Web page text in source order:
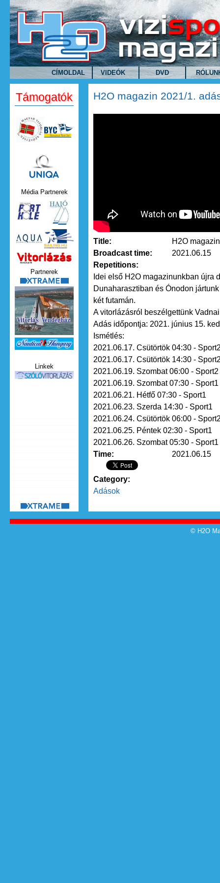
Ugrás a tartalomra
CÍMOLDAL VIDEÓK DVD
H2O magazin 2021/1.
Title:
H2O
Broadcast time:
2021.06.15
Repetitions:
Idei első H2O magazinunkban újra
Dunaharasztiban és Ónodon
két futamán.
A vitorlázásról beszélgettünk
Adás időpontja: 2021. június 15.
Ismétlés:
2021.06.17. Csütörtök 04:30 -
2021.06.17. Csütörtök 14:30 -
2021.06.19. Szombat 06:00 - Sport2
2021.06.19. Szombat 07:30 - Sport1
2021.06.21. Hétfő 07:30 - Sport1
2021.06.23. Szerda 14:30 - Sport1
2021.06.24. Csütörtök 06:00 -
2021.06.25. Péntek 02:30 - Sport1
2021.06.26. Szombat 05:30 - Sport1
Time:
2021.06.15
Category:
Adások
Támogatók
Uniqa.png
Média Partnerek
Vitorlazas_magazin.jpg
Partnerek
xtrame.png
Nauticat.jpg
Linkek
szolo_vitorlazas.jpg
© H2O